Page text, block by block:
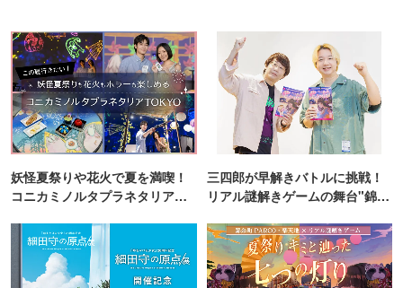
妖怪夏祭りや花火で夏を満喫！
コニカミノルタプラネタリア
三四郎が早解きバトルに挑戦！
リアル謎解きゲームの舞台"錦糸